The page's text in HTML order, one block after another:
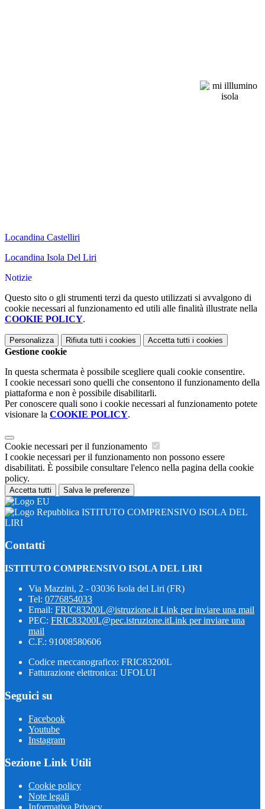
Locandina Castelliri
Locandina Isola Del Liri
Notizie
Questo sito o gli strumenti terzi da questo utilizzati si avvalgono di
cookie necessari al funzionamento ed utili alle finalità illustrate nella
COOKIE POLICY.
Personalizza Rifiuta tutti i cookies Accetta tutti i cookies
Gestione cookie
In questa schermata è possibile scegliere quali cookie consentire.
I cookie necessari sono quelli che consentono il funzionamento della
piattaforma e non è possibile disabilitarli.
Per conoscere quali sono i cookie necessari al funzionamento potete
visionare la COOKIE POLICY.
Cookie necessari per il funzionamento
I cookie necessari per il funzionamento non possono essere
disabilitati. È possibile consultare l'elenco nella pagina della cookie
policy.
Accetta tutti Salva le preferenze
ISTITUTO COMPRENSIVO ISOLA DEL
LIRI
Contatti
ISTITUTO COMPRENSIVO ISOLA DEL LIRI
Via Mazzini, 2 - 03036 Isola del Liri (FR)
Tel: 0776854033
Email: FRIC83200L@istruzione.it Link per inviare una mail
PEC: FRIC83200L@pec.istruzione.itLink per inviare una
mail
C.F.: 91008580606
Codice meccanografico: FRIC83200L
Fatturazione elettronica: UFOLUI
Seguici su
Facebook
Youtube
Instagram
Sezione Link Utili
Cookie policy
Note legali
Informativa Privacy